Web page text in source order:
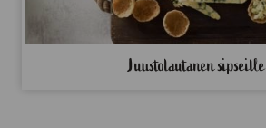
Juustolautanen sipseille